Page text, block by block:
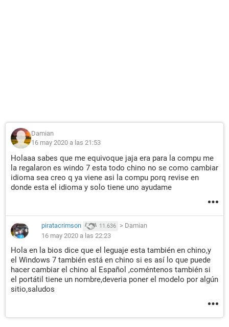
Damian
16 may 2020 a las 21:53
Holaaa sabes que me equivoque jaja era para la compu me
la regalaron es windo 7 esta todo chino no se como cambiar
idioma sea creo q ya viene asi la compu porq revise en
donde esta el idioma y solo tiene uno ayudame
piratacrimson 11.636 > Damian
16 may 2020 a las 22:23
Hola en la bios dice que el leguaje esta también en chino,y
el Windows 7 también está en chino si es así lo que puede
hacer cambiar el chino al Español ,coméntenos también si
el portátil tiene un nombre,deveria poner el modelo por algún
sitio,saludos